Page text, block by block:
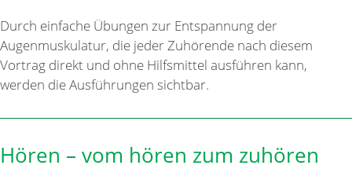
Durch einfache Übungen zur Entspannung der
Augenmuskulatur, die jeder Zuhörende nach diesem
Vortrag direkt und ohne Hilfsmittel ausführen kann,
werden die Ausführungen sichtbar.
Hören – vom hören zum zuhören